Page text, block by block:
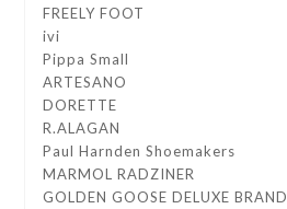
FREELY FOOT
ivi
Pippa Small
ARTESANO
DORETTE
R.ALAGAN
Paul Harnden Shoemakers
MARMOL RADZINER
GOLDEN GOOSE DELUXE BRAND